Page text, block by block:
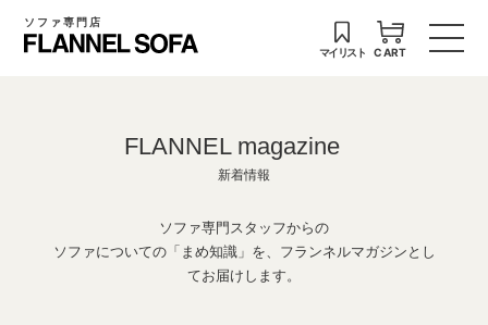
ソファ専門店
マイリスト CART
FLANNEL magazine
新着情報
ソファ専門スタッフからの
ソファについての「まめ知識」を、フランネルマガジンとし
てお届けします。